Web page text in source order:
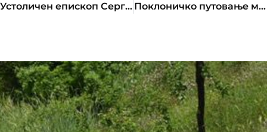
Устоличен епископ Сергије Поклоничко путовање манастирима Милешевске епархије